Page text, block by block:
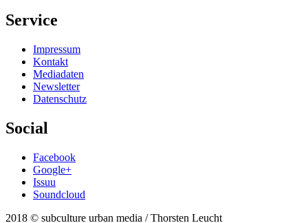
Service
Impressum
Kontakt
Mediadaten
Newsletter
Datenschutz
Social
Facebook
Google+
Issuu
Soundcloud
2018 © subculture urban media / Thorsten Leucht